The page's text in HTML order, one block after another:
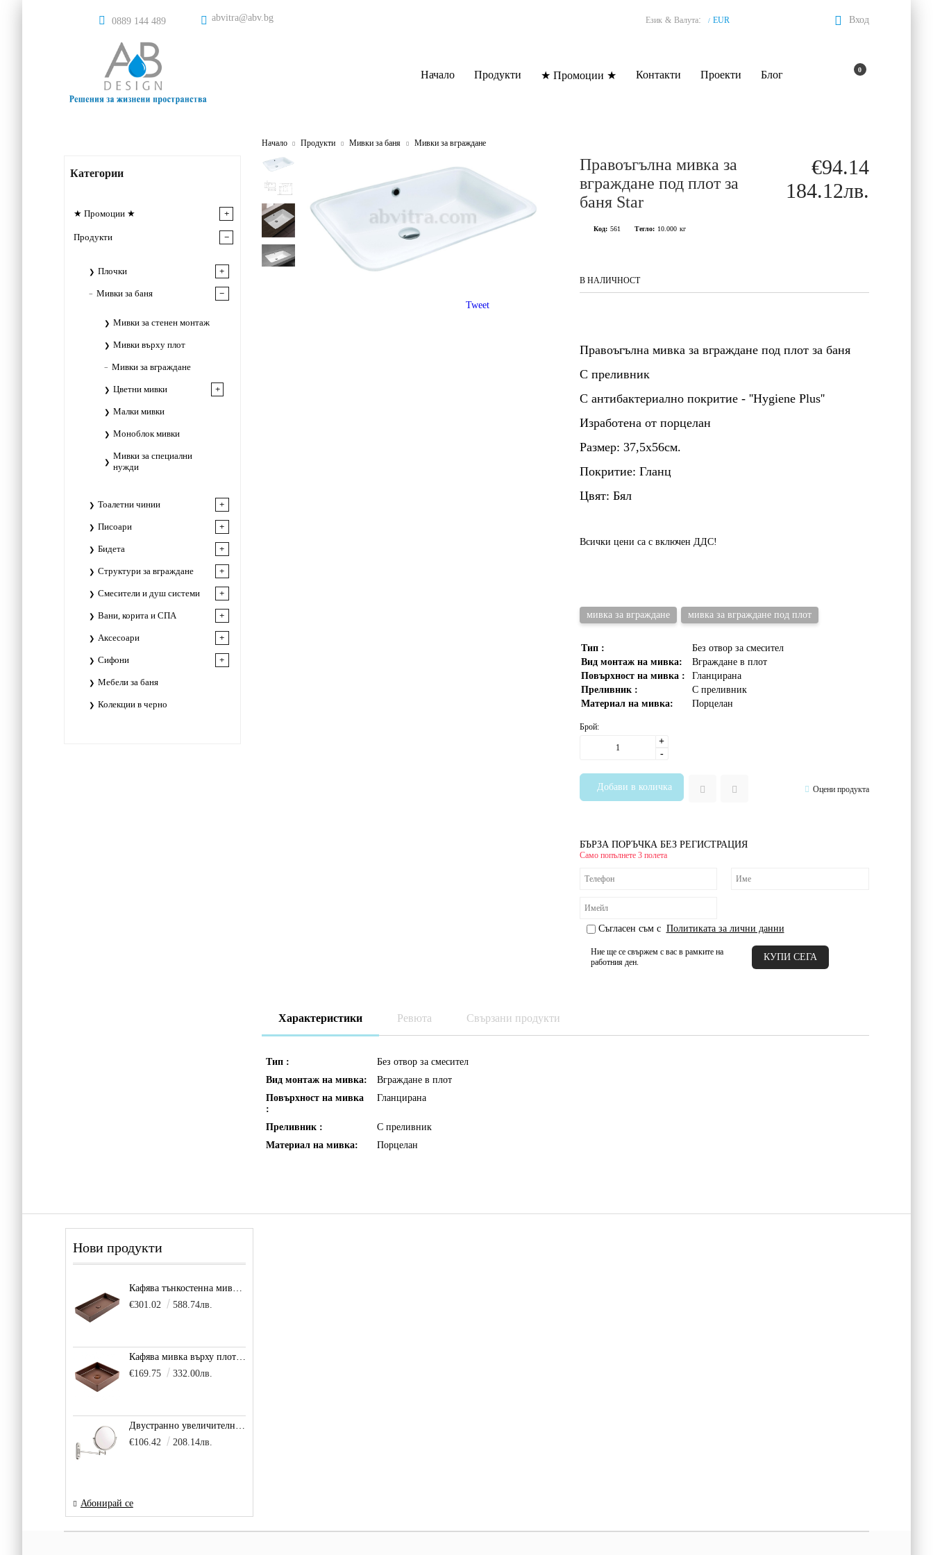
0889 144 489 abvitra@abv.bg Език & Валута: / EUR Вход
0
Начало Продукти ★ Промоции ★ Контакти Проекти Блог
Категории
★ Промоции ★
Продукти
Плочки
Мивки за баня
Мивки за стенен монтаж
Мивки върху плот
Мивки за вграждане
Цветни мивки
Малки мивки
Моноблок мивки
Мивки за специални
нужди
Тоалетни чинии
Писоари
Бидета
Структури за вграждане
Смесители и душ системи
Вани, корита и СПА
Аксесоари
Сифони
Мебели за баня
Колекции в черно
Начало Продукти Мивки за баня Мивки за вграждане
Tweet
Правоъгълна мивка за
вграждане под плот за
баня Star
€94.14
184.12лв.
Код: 561 Тегло: 10.000 кг
В НАЛИЧНОСТ
Правоъгълна мивка за вграждане под плот за баня
С преливник
С антибактериално покритие - ''Hygiene Plus''
Изработена от порцелан
Размер: 37,5х56см.
Покритие: Гланц
Цвят: Бял
Всички цени са с включен ДДС!
мивка за вграждане мивка за вграждане под плот
Тип :
Без отвор за смесител
Вид монтаж на мивка:
Вграждане в плот
Повърхност на мивка :
Гланцирана
Преливник :
С преливник
Материал на мивка:
Порцелан
Брой:
+
-
Оцени продукта
БЪРЗА ПОРЪЧКА БЕЗ РЕГИСТРАЦИЯ
Само попълнете 3 полета
Съгласен съм с Политиката за лични данни
Ние ще се свържем с вас в рамките на
работния ден.
Характеристики Ревюта Свързани продукти
Тип :
Без отвор за смесител
Вид монтаж на мивка:
Вграждане в плот
Повърхност на мивка
:
Гланцирана
Преливник :
С преливник
Материал на мивка:
Порцелан
Нови продукти
Кафява тънкостенна мивка за плот Balance, цвят - карамел
€301.02
588.74лв.
Кафява мивка върху плот за баня и тоалетна Decente, цвят - карамел
€169.75
332.00лв.
Двустранно увеличително козметично огледало за баня Vitra Arkitekt
€106.42
208.14лв.
Абонирай се